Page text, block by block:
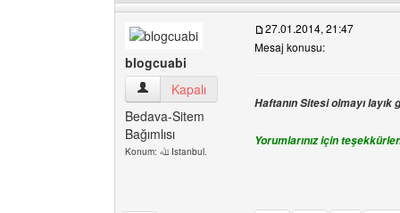
blogcuabi
blogcuabi Kullanıcının profilini görüntüle
Kapalı
Bedava-Sitem
Bağımlısı
Konum: ﷲ Istanbul.
27.01.2014, 21:47
Mesaj konusu:
Haftanın Sitesi olmayı
Yorumlarınız için